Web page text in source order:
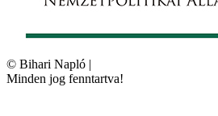
© Bihari Napló |
Minden jog fenntartva!